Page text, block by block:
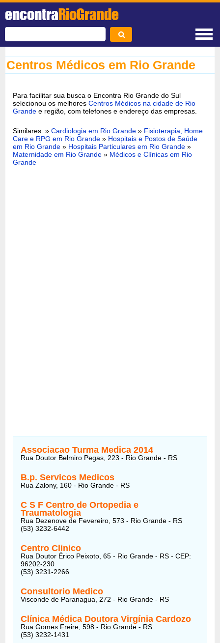
encontraRioGrande
Centros Médicos em Rio Grande
Para facilitar sua busca o Encontra Rio Grande do Sul
selecionou os melhoresCentros Médicos na cidade de Rio
Grande e região, com telefones e endereço das empresas.
Similares: »Cardiologia em Rio Grande » Fisioterapia, Home
Care e RPG em Rio Grande » Hospitais e Postos de Saúde
em Rio Grande » Hospitais Particulares em Rio Grande »
Maternidade em Rio Grande » Médicos e Clínicas em Rio
Grande
Associacao Turma Medica 2014
Rua Doutor Belmiro Pegas, 223 - Rio Grande - RS
B.p. Servicos Medicos
Rua Zalony, 160 - Rio Grande - RS
C S F Centro de Ortopedia e
Traumatologia
Rua Dezenove de Fevereiro, 573 - Rio Grande - RS
(53) 3232-6442
Centro Clinico
Rua Doutor Érico Peixoto, 65 - Rio Grande - RS - CEP:
96202-230
(53) 3231-2266
Consultorio Medico
Visconde de Paranagua, 272 - Rio Grande - RS
Clínica Médica Doutora Virgínia Cardozo
Rua Gomes Freire, 598 - Rio Grande - RS
(53) 3232-1431